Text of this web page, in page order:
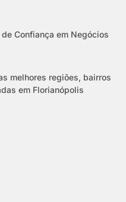
Confiança em Negócios
melhores regiões, bairros
em Florianópolis